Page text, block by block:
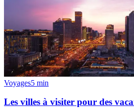
Voyages5 min
Les villes à visiter pour des